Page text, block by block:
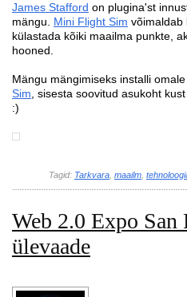
James Stafford on plugina'st
mängu. Mini Flight Sim võimaldab
külastada kõiki maailma punkte,
hooned.
Mängu mängimiseks installi omale
Sim, sisesta soovitud asukoht
:)
Tagid: Tarkvara maailm
Web 2.0 Expo San
ülevaade